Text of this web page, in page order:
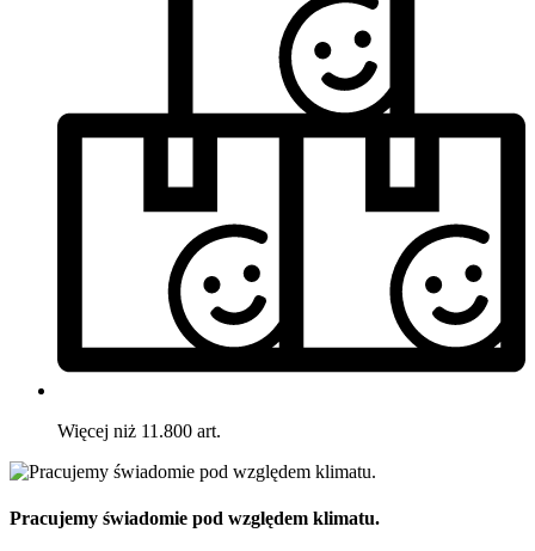
Więcej niż 11.800 art.
Pracujemy świadomie pod względem klimatu.